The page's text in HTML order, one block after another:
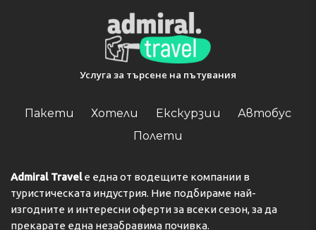
Check-in 14:00 - 19:00
Check-out 09:00 - 12:00
Key collection at the property. Key stored in the lock
France
Услуга за търсене на пътувания
Пакети Хотели Екскурзии
Автобус
Полети
Admiral Travelе една от водещите компании в
туристическата индустрия. Ние подбираме най-
изгодните и интересни оферти за всеки сезон, за да
прекарате една незабравима почивка.